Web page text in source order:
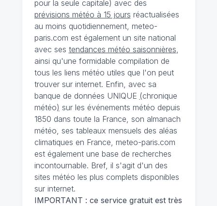
pour la seule capitale) avec des
prévisions météo à 15 jours réactualisées
au moins quotidiennement, meteo-
paris.com est également un site national
avec ses tendances météo saisonnières
ainsi qu'une formidable compilation de
tous les liens météo utiles que l'on peut
trouver sur internet. Enfin, avec sa
banque de données UNIQUE (chronique
météo) sur les événements météo depuis
1850 dans toute la France, son almanach
météo, ses tableaux mensuels des aléas
climatiques en France, meteo-paris.com
est également une base de recherches
incontournable. Bref, il s'agit d'un des
sites météo les plus complets disponibles
sur internet.
IMPORTANT : ce service gratuit est très